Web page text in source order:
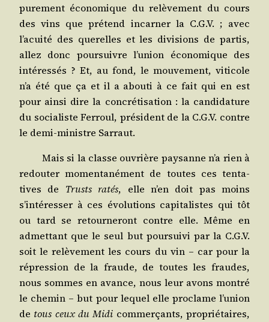
pure­ment éco­no­mique du relè­ve­ment du cours
des vins que pré­tend incar­ner la C.G.V. ; avec
l’acuité des que­relles et les divi­sions de par­tis,
allez donc pour­suivre l’union éco­no­mique des
inté­res­sés ? Et, au fond, le mou­ve­ment, viti­cole
n’a été que ça et il a abou­ti à ce fait qui en est
pour ain­si dire la concré­ti­sa­tion : la can­di­da­ture
du socia­liste Fer­roul, pré­sident de la C.G.V. contre
le demi-ministre Sarraut.
Mais si la classe ouvrière pay­sanne n’a rien à
redou­ter momen­ta­né­ment de toutes ces ten­ta­
tives de Trusts ratés, elle n’en doit pas moins
s’intéresser à ces évo­lu­tions capi­ta­listes qui tôt
ou tard se retour­ne­ront contre elle. Même en
admet­tant que le seul but pour­sui­vi par la C.G.V.
soit le relè­ve­ment les cours du vin – car pour la
répres­sion de la fraude, de toutes les fraudes,
nous sommes en avance, nous leur avons mon­tré
le che­min – but pour lequel elle pro­clame l’union
de tous ceux du Midi com­mer­çants, pro­prié­taires,